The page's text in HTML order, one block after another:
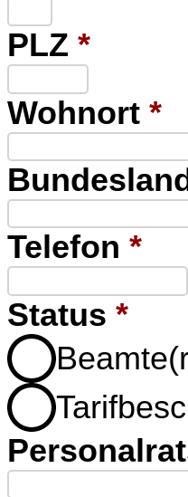
PLZ *
Wohnort *
Telefon *
Status *